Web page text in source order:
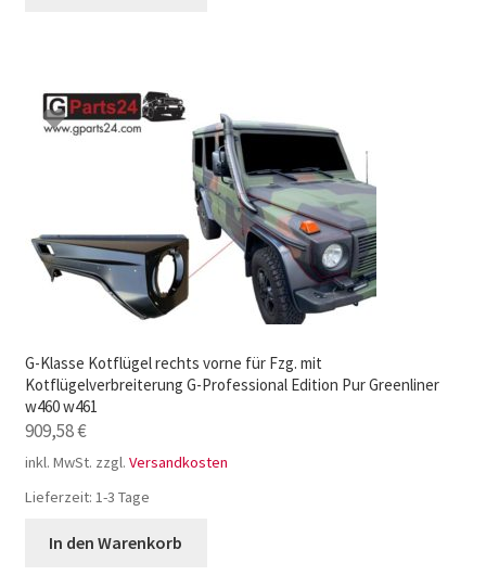
G-Klasse Kotflügel rechts vorne für Fzg. mit
Kotflügelverbreiterung G-Professional Edition Pur Greenliner
w460 w461
909,58€
inkl. MwSt. zzgl. Versandkosten
Lieferzeit: 1-3 Tage
In den Warenkorb